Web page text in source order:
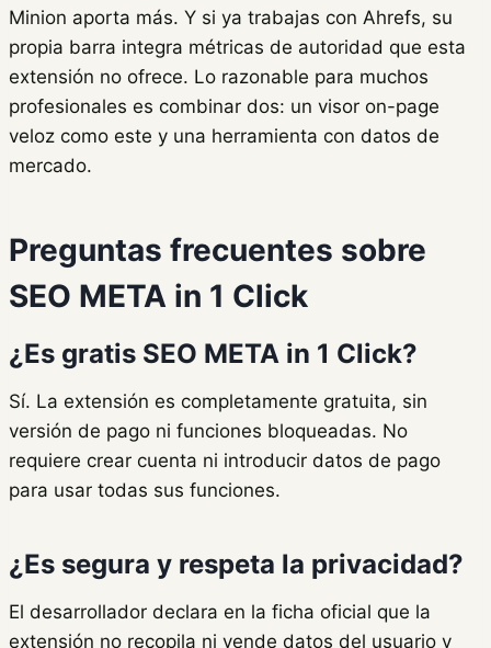
Minion aporta más. Y si ya trabajas con Ahrefs, su
propia barra integra métricas de autoridad que esta
extensión no ofrece. Lo razonable para muchos
profesionales es combinar dos: un visor on-page
veloz como este y una herramienta con datos de
mercado.
Preguntas frecuentes sobre
SEO META in 1 Click
¿Es gratis SEO META in 1 Click?
Sí. La extensión es completamente gratuita, sin
versión de pago ni funciones bloqueadas. No
requiere crear cuenta ni introducir datos de pago
para usar todas sus funciones.
¿Es segura y respeta la privacidad?
El desarrollador declara en la ficha oficial que la
extensión no recopila ni vende datos del usuario y